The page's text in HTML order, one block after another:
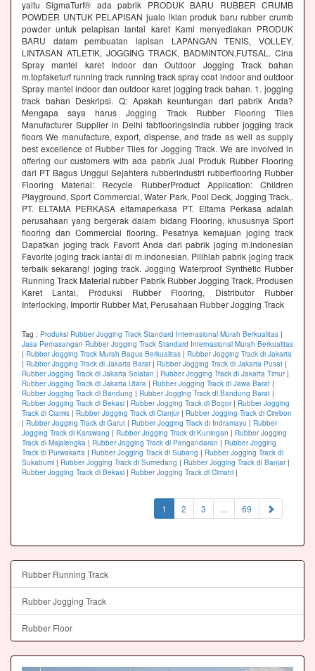
yaitu SigmaTurf® ada pabrik PRODUK BARU RUBBER CRUMB
POWDER UNTUK PELAPISAN jualo iklan produk baru rubber crumb
powder untuk pelapisan lantai karet Kami menyediakan PRODUK
BARU dalam pembuatan lapisan LAPANGAN TENIS, VOLLEY,
LINTASAN ATLETIK, JOGGING TRACK, BADMINTON,FUTSAL. Cina
Spray mantel karet Indoor dan Outdoor Jogging Track bahan
m.topfaketurf running track running track spray coat indoor and outdoor
Spray mantel indoor dan outdoor karet jogging track bahan. 1. jogging
track bahan Deskripsi. Q: Apakah keuntungan dari pabrik Anda?
Mengapa saya harus Jogging Track Rubber Flooring Tiles
Manufacturer Supplier in Delhi fabflooringsindia rubber jogging track
floors We manufacture, export, dispense, and trade as well as supply
best excellence of Rubber Tiles for Jogging Track. We are involved in
offering our customers with ada pabrik Jual Produk Rubber Flooring
dari PT Bagus Unggul Sejahtera rubberindustri rubberflooring Rubber
Flooring Material: Recycle RubberProduct Application: Children
Playground, Sport Commercial, Water Park, Pool Deck, Jogging Track,.
PT. ELTAMA PERKASA eltamaperkasa PT. Eltama Perkasa adalah
perusahaan yang bergerak dalam bidang Flooring, khususnya Sport
flooring dan Commercial flooring. Pesatnya kemajuan joging track
Dapatkan joging track Favorit Anda dari pabrik joging m.indonesian
Favorite joging track lantai di m.indonesian. Pilihlah pabrik joging track
terbaik sekarang! joging track. Jogging Waterproof Synthetic Rubber
Running Track Material rubber Pabrik Rubber Jogging Track, Produsen
Karet Lantai, Produksi Rubber Flooring, Distributor Rubber
Interlocking, Importir Rubber Mat, Perusahaan Rubber Jogging Track
Tag : Produksi Rubber Jogging Track Standard Internasional Murah Berkualitas |
Jasa Pemasangan Rubber Jogging Track Standard Internasional Murah Berkualitas
| Rubber Jogging Track Murah Bagus Berkualitas | Rubber Jogging Track di Jakarta
| Rubber Jogging Track di Jakarta Barat | Rubber Jogging Track di Jakarta Pusat |
Rubber Jogging Track di Jakarta Selatan | Rubber Jogging Track di Jakarta Timur|
Rubber Jogging Track di Jakarta Utara | Rubber Jogging Track di Jawa Barat |
Rubber Jogging Track di Bandung | Rubber Jogging Track di Bandung Barat |
Rubber Jogging Track di Bekasi | Rubber Jogging Track di Bogor| Rubber Jogging
Track di Ciamis | Rubber Jogging Track di Cianjur| Rubber Jogging Track di Cirebon
| Rubber Jogging Track di Garut | Rubber Jogging Track di Indramayu | Rubber
Jogging Track di Karawang | Rubber Jogging Track di Kuningan | Rubber Jogging
Track di Majalengka | Rubber Jogging Track di Pangandaran | Rubber Jogging
Track di Purwakarta | Rubber Jogging Track di Subang | Rubber Jogging Track di
Sukabumi | Rubber Jogging Track di Sumedang | Rubber Jogging Track di Banjar|
Rubber Jogging Track di Bekasi | Rubber Jogging Track di Cimahi |
1 (current)
2 3 ... 69
Rubber Running Track
Rubber Jogging Track
Rubber Floor